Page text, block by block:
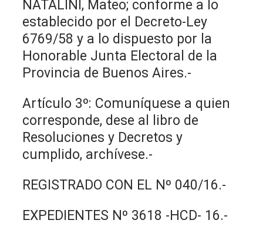
NATALINI, Mateo; conforme a lo
establecido por el Decreto-Ley
6769/58 y a lo dispuesto por la
Honorable Junta Electoral de la
Provincia de Buenos Aires.-
Artículo 3º: Comuníquese a quien
corresponde, dese al libro de
Resoluciones y Decretos y
cumplido, archívese.-
REGISTRADO CON EL Nº 040/16.-
EXPEDIENTES Nº 3618 -HCD- 16.-